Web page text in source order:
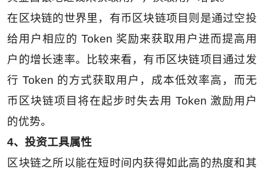
在区块链的世界里，有币区块链项目则是通过空投
给用户相应的 Token 奖励来获取用户进而提高用
户的增长速率。比较来看，有币区块链项目通过发
行 Token 的方式获取用户，成本低效率高，而无
币区块链项目将在起步时失去用 Token 激励用户
的优势。
4、投资工具属性
区块链之所以能在短时间内获得如此高的热度和其